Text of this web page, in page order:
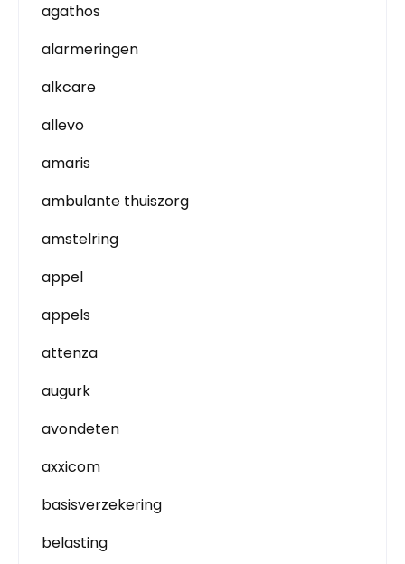
agathos
alarmeringen
alkcare
allevo
amaris
ambulante thuiszorg
amstelring
appel
appels
attenza
augurk
avondeten
axxicom
basisverzekering
belasting